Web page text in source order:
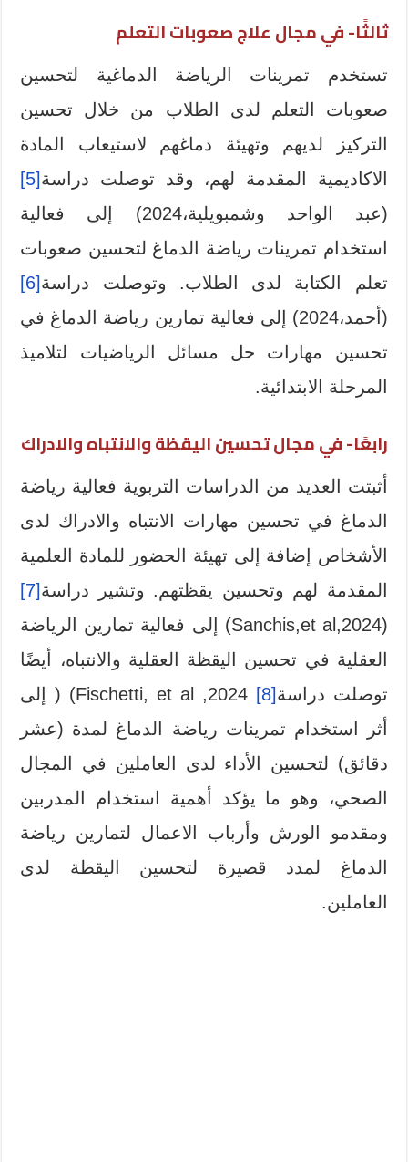
ثالثًا- في مجال علاج صعوبات التعلم
تستخدم تمرينات الرياضة الدماغية لتحسين
صعوبات التعلم لدى الطلاب من خلال تحسين
التركيز لديهم وتهيئة دماغهم لاستيعاب المادة
الاكاديمية المقدمة لهم، وقد توصلت دراسة[5]
(عبد الواحد وشمبويلية،2024) إلى فعالية
استخدام تمرينات رياضة الدماغ لتحسين صعوبات
تعلم الكتابة لدى الطلاب. وتوصلت دراسة[6]
(أحمد،2024) إلى فعالية تمارين رياضة الدماغ في
تحسين مهارات حل مسائل الرياضيات لتلاميذ
المرحلة الابتدائية.
رابعًا- في مجال تحسين اليقظة والانتباه والادراك
أثبتت العديد من الدراسات التربوية فعالية رياضة
الدماغ في تحسين مهارات الانتباه والادراك لدى
الأشخاص إضافة إلى تهيئة الحضور للمادة العلمية
المقدمة لهم وتحسين يقظتهم. وتشير دراسة[7]
(Sanchis,et al,2024) إلى فعالية تمارين الرياضة
العقلية في تحسين اليقظة العقلية والانتباه، أيضًا
توصلت دراسة[8]
Fischetti, et al ,2024) ( إلى
أثر استخدام تمرينات رياضة الدماغ لمدة (عشر
دقائق) لتحسين الأداء لدى العاملين في المجال
الصحي، وهو ما يؤكد أهمية استخدام المدربين
ومقدمو الورش وأرباب الاعمال لتمارين رياضة
الدماغ لمدد قصيرة لتحسين اليقظة لدى
العاملين.